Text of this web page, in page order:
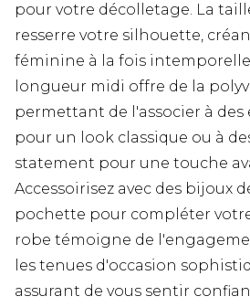
pour votre décolletage. La
resserre votre silhouette,
féminine à la fois
longueur midi offre de la
permettant de l'associer à des
pour un look classique ou à
statement pour une touche
Accessoirisez avec des bijoux
pochette pour compléter
robe témoigne de
les tenues d'occasion
assurant de vous sentir